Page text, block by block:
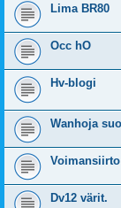
Lima BR80
Occ hO
Hv-blogi
Wanhoja
Dv12 värit.